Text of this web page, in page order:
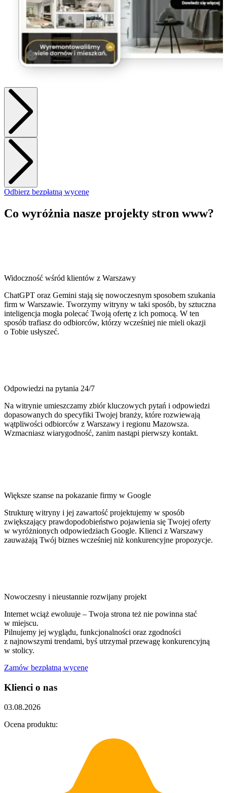
Odbierz bezpłatną wycenę
Co wyróżnia nasze projekty stron www?
Widoczność wśród klientów z Warszawy
ChatGPT oraz Gemini stają się nowoczesnym sposobem szukania
firm w Warszawie. Tworzymy witryny w taki sposób, by sztuczna
inteligencja mogła polecać Twoją ofertę z ich pomocą. W ten
sposób trafiasz do odbiorców, którzy wcześniej nie mieli okazji
o Tobie usłyszeć.
Odpowiedzi na pytania 24/7
Na witrynie umieszczamy zbiór kluczowych pytań i odpowiedzi
dopasowanych do specyfiki Twojej branży, które rozwiewają
wątpliwości odbiorców z Warszawy i regionu Mazowsza.
Wzmacniasz wiarygodność, zanim nastąpi pierwszy kontakt.
Większe szanse na pokazanie firmy w Google
Strukturę witryny i jej zawartość projektujemy w sposób
zwiększający prawdopodobieństwo pojawienia się Twojej oferty
w wyróżnionych odpowiedziach Google. Klienci z Warszawy
zauważają Twój biznes wcześniej niż konkurencyjne propozycje.
Nowoczesny i nieustannie rozwijany projekt
Internet wciąż ewoluuje – Twoja strona też nie powinna stać
w miejscu.
Pilnujemy jej wyglądu, funkcjonalności oraz zgodności
z najnowszymi trendami, byś utrzymał przewagę konkurencyjną
w stolicy.
Zamów bezpłatną wycenę
Klienci o nas
03.08.2026
Ocena produktu: